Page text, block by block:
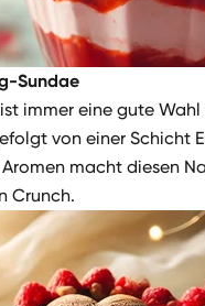
Sundae
immer eine gute
von einer Schicht
macht diesen
Crunch.